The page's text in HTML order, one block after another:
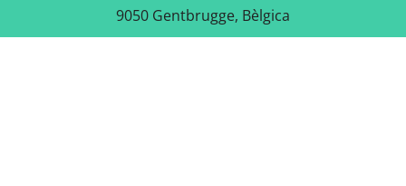
9050 Gentbrugge, Bèlgica